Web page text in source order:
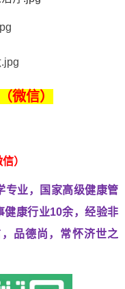
微信）
）
专业，国家高级健康管
健康行业10余，经验非
品德尚，常怀济世之